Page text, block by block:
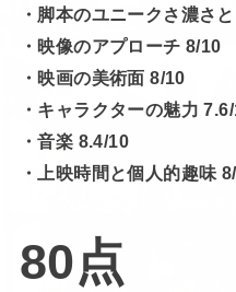
・脚本のユニークさ濃さ
・映像のアプローチ 8/10
・映画の美術面 8/10
・キャラクターの魅力
・音楽 8.4/10
・上映時間と個人的趣味
80点